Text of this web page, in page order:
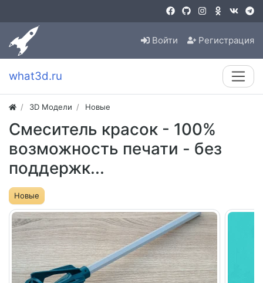
Войти Регистрация
what3d.ru
3D Модели Новые
Смеситель красок - 100%
возможность печати - без
поддержк...
Новые